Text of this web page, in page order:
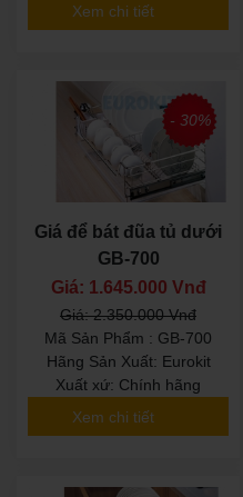
Xem chi tiết
- 30%
Giá để bát đũa tủ dưới
GB-700
Giá: 1.645.000 Vnđ
Giá: 2.350.000 Vnđ
Mã Sản Phẩm : GB-700
Hãng Sản Xuất: Eurokit
Xuất xứ: Chính hãng
Xem chi tiết